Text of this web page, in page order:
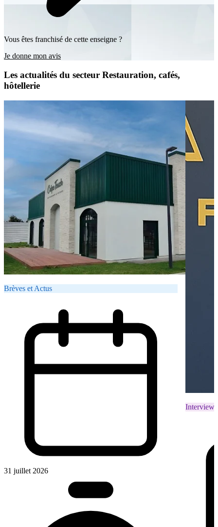
Vous êtes franchisé de cette enseigne ?
Je donne mon avis
Les actualités du secteur Restauration, cafés,
hôtellerie
Brèves et Actus
31 juillet 2026
Interviews